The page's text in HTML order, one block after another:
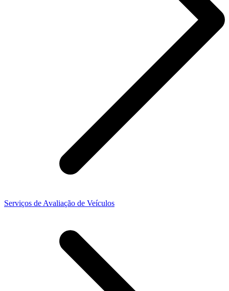
Serviços de Avaliação de Veículos